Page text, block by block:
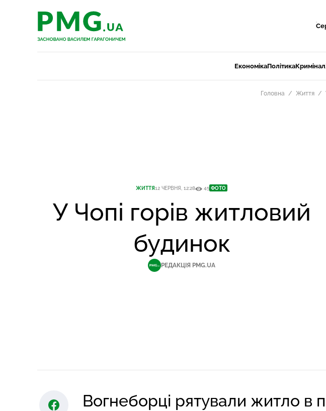
PMG.ua
PMG.ua
ЕкономікаПолітикаКримінал
Головна Життя
ЖИТТЯ12 ЧЕРВНЯ, 12:28 45 ФОТО
У Чопі горів житловий
будинок
РЕДАКЦІЯ PMG.UA
Вогнеборці рятували житло в